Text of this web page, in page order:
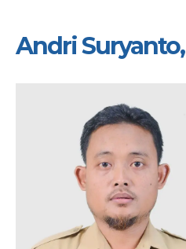
Andri Suryanto,